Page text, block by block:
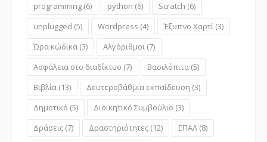
programming (6) python (6) Scratch (6)
unplugged (5) Wordpress (4) Έξυπνο Χαρτί (3)
Ώρα κώδικα (3) Αλγόριθμοι (7)
Ασφάλεια στο διαδίκτυο (7) Βασιλόπιτα (5)
Βιβλία (13) Δευτεροβάθμια εκπαίδευση (3)
Δημοτικό (5) Διοικητικό Συμβούλιο (3)
Δράσεις (7) Δραστηριότητες (12) ΕΠΑΛ (8)